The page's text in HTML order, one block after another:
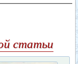
статьи